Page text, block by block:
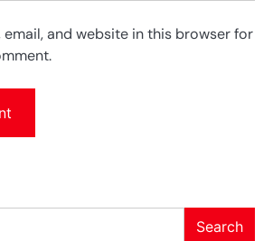
email, and website in this browser for
Search